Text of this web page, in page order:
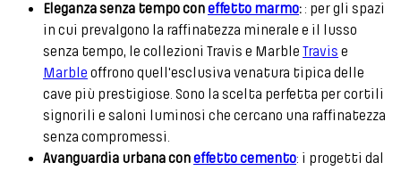
Eleganza senza tempo coneffetto marmo: : per gli spazi
in cui prevalgono la raffinatezza minerale e il lusso
senza tempo, le collezioni Travis e Marble Travis e
Marble offrono quell'esclusiva venatura tipica delle
cave più prestigiose. Sono la scelta perfetta per cortili
signorili e saloni luminosi che cercano una raffinatezza
senza compromessi.
Avanguardia urbana coneffetto cemento: i progetti dal